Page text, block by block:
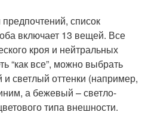
список
включает 13 вещей. Все
кроя и нейтральных
“как все”, можно выбрать
светлый оттенки (например,
а бежевый – светло-
типа внешности.